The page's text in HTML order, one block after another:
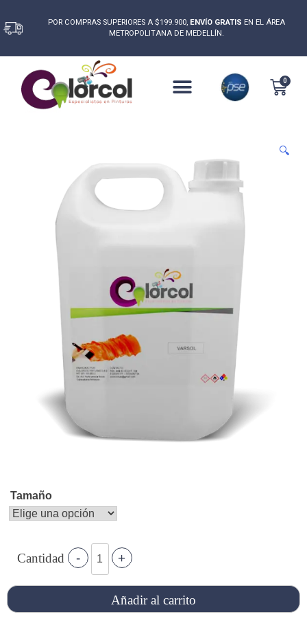
POR COMPRAS SUPERIORES A $199.900, ENVÍO GRATIS EN EL ÁREA
METROPOLITANA DE MEDELLÍN.
0
0
🔍
Tamaño
Añadir al carrito